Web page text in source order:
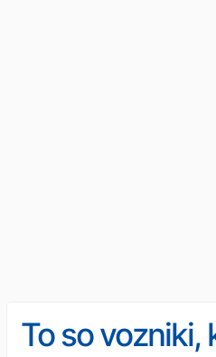
To so vozniki,